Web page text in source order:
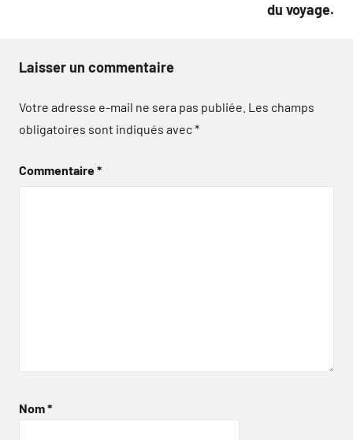
du voyage.
Laisser un commentaire
Votre adresse e-mail ne sera pas publiée. Les champs
obligatoires sont indiqués avec*
Commentaire*
Nom*